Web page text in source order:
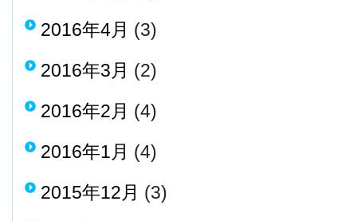
2016年4月 (3)
2016年3月 (2)
2016年2月 (4)
2016年1月 (4)
2015年12月 (3)